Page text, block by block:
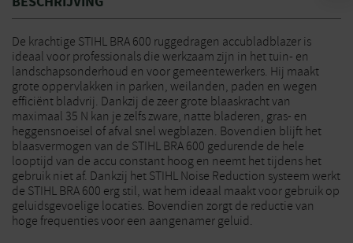
De krachtige STIHL BRA 600 ruggedragen accubladblazer is
ideaal voor professionals die werkzaam zijn in het tuin- en
landschapsonderhoud en voor gemeentewerkers. Hij maakt
grote oppervlakken in parken, weilanden, paden en wegen
efficiënt bladvrij. Dankzij de zeer grote blaaskracht van
maximaal 35 N kan je zelfs zware, natte bladeren, gras- en
heggensnoeisel of afval snel wegblazen. Bovendien blijft het
blaasvermogen van de STIHL BRA 600 gedurende de hele
looptijd van de accu constant hoog en neemt het tijdens het
gebruik niet af. Dankzij het STIHL Noise Reduction systeem werkt
de STIHL BRA 600 erg stil, wat hem ideaal maakt voor gebruik op
geluidsgevoelige locaties. Bovendien zorgt de reductie van
hoge frequenties voor een aangenamer geluid.